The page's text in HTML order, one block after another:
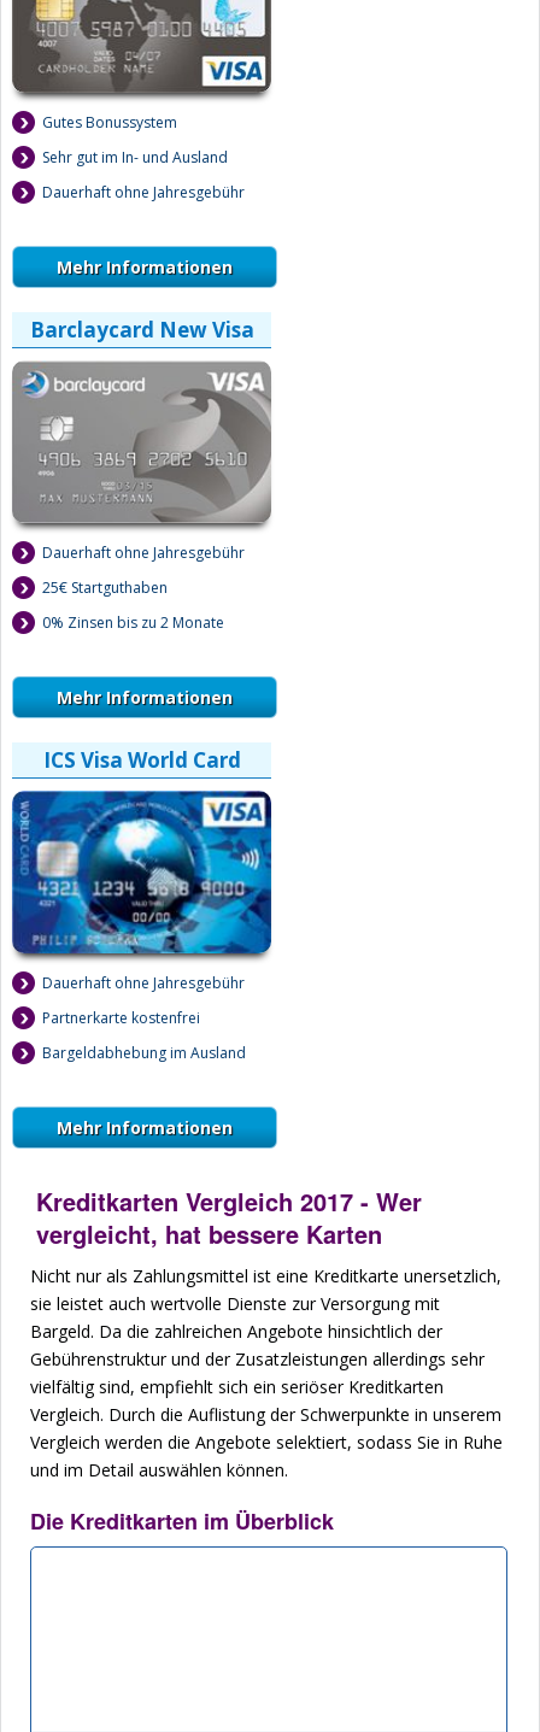
Gutes Bonussystem
Sehr gut im In- und Ausland
Dauerhaft ohne Jahresgebühr
Mehr Informationen
Barclaycard New Visa
Dauerhaft ohne Jahresgebühr
25€ Startguthaben
0% Zinsen bis zu 2 Monate
Mehr Informationen
ICS Visa World Card
Dauerhaft ohne Jahresgebühr
Partnerkarte kostenfrei
Bargeldabhebung im Ausland
Mehr Informationen
Kreditkarten Vergleich 2017 - Wer
vergleicht, hat bessere Karten
Nicht nur als Zahlungsmittel ist eine Kreditkarte unersetzlich,
sie leistet auch wertvolle Dienste zur Versorgung mit
Bargeld. Da die zahlreichen Angebote hinsichtlich der
Gebührenstruktur und der Zusatzleistungen allerdings sehr
vielfältig sind, empfiehlt sich ein seriöser Kreditkarten
Vergleich. Durch die Auflistung der Schwerpunkte in unserem
Vergleich werden die Angebote selektiert, sodass Sie in Ruhe
und im Detail auswählen können.
Die Kreditkarten im Überblick